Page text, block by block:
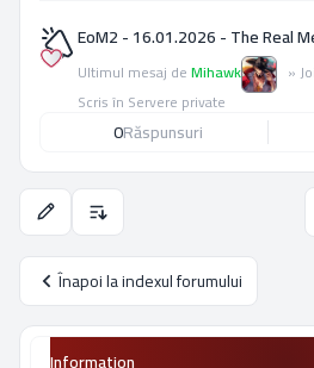
EoM2 - 16.01.2026 - The Real
Ultimul mesaj deMihawk »
Scris în Servere private
0Răspunsuri
Opţiuni de sortare şi afişare.
Înapoi la indexul forumului